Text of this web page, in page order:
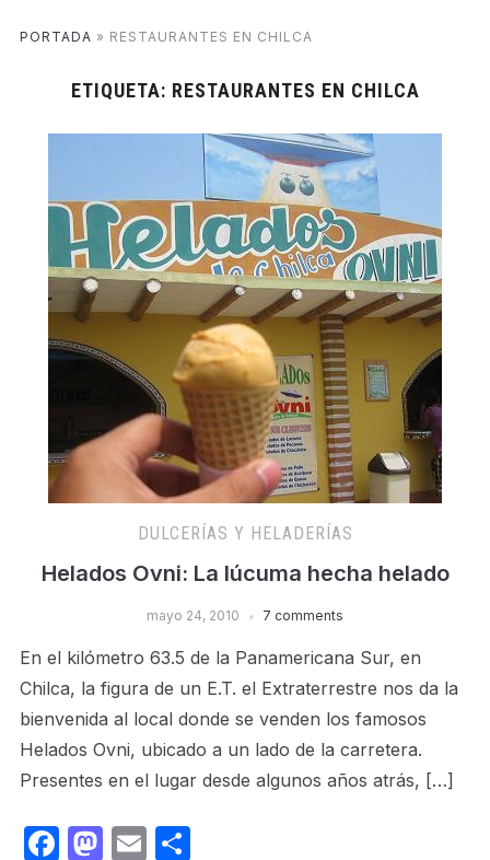
PORTADA » RESTAURANTES EN CHILCA
ETIQUETA: RESTAURANTES EN CHILCA
DULCERÍAS Y HELADERÍ­AS
Helados Ovni: La lúcuma hecha helado
mayo 24, 2010 7 comments
En el kilómetro 63.5 de la Panamericana Sur, en
Chilca, la figura de un E.T. el Extraterrestre nos da la
bienvenida al local donde se venden los famosos
Helados Ovni, ubicado a un lado de la carretera.
Presentes en el lugar desde algunos años atrás, […]
Facebook
Mastodon
EmailShare